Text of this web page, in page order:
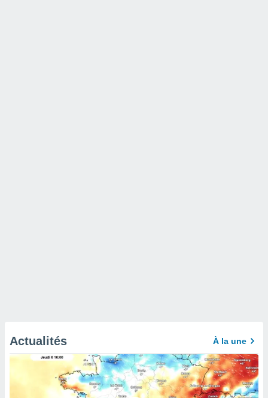
Actualités À la une